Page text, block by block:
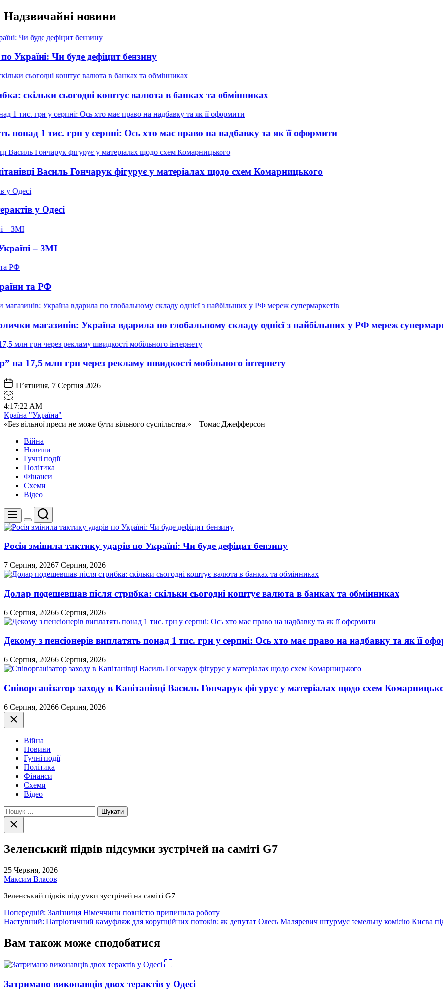
Перейти
до
Надзвичайні новини
Чи буде дефіцит бензину
сьогодні коштує валюта в банках та обмінниках
тис. грн у серпні: Ось хто має право на надбавку та як її оформити
Гончарук фігурує у матеріалах щодо схем Комарницького
Україна вдарила по глобальному складу однієї з найбільших у РФ мереж супермаркетів
грн через рекламу швидкості мобільного інтернету
П’ятниця, 7 Серпня 2026
4:17:24 AM
Країна "Україна"
«Без вільної преси не може бути вільного суспільства.» – Томас Джефферсон
Війна
Новини
Гучні події
Політика
Фінанси
Схеми
Відео
Меню
Перемикач
кольорового
Пошук
Росія змінила тактику ударів по Україні: Чи буде дефіцит бензину
7 Серпня, 20267 Серпня, 2026
Долар подешевшав після стрибка: скільки сьогодні коштує валюта в банках та обмінниках
6 Серпня, 20266 Серпня, 2026
Декому з пенсіонерів виплатять понад 1 тис. грн у серпні: Ось хто має право на надбавку та як її
6 Серпня, 20266 Серпня, 2026
Співорганізатор заходу в Капітанівці Василь Гончарук фігурує у матеріалах щодо схем
6 Серпня, 20266 Серпня, 2026
Закрити
Війна
Новини
Гучні події
Політика
Фінанси
Схеми
Відео
Пошук:
Закрити
пошук
Зеленський підвів підсумки зустрічей на саміті G7
25 Червня, 2026
Максим Власов
Зеленський підвів підсумки зустрічей на саміті G7
Навігація
записів
Попередній: Залізниця Німеччини повністю припинила роботу
Наступний: Патріотичний камуфляж для корупційних потоків: як депутат Олесь Маляревич штурмує земельну комісію Києва
Вам також може сподобатися
Затримано виконавців двох терактів у Одесі